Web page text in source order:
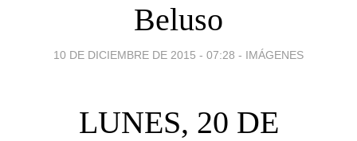
Beluso
10 DE DICIEMBRE DE 2015 - 07:28 - IMÁGENES
LUNES, 20 DE